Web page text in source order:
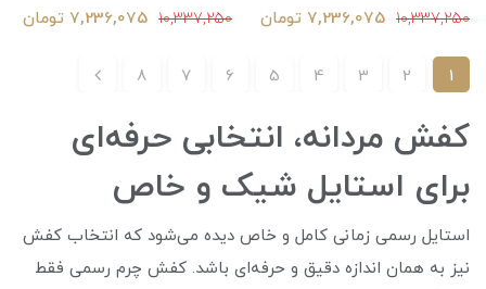
10,337,250 7,236,075 تومان 10,337,250 7,236,075 تومان
1
2
3
4
5
6
7
8
کفش مردانه، انتخابی حرفه‌ای
برای استایل شیک و خاص
استایل رسمی زمانی کامل و خاص دیده می‌شود که انتخاب کفش
نیز به همان اندازه دقیق و حرفه‌ای باشد. کفش چرم رسمی فقط